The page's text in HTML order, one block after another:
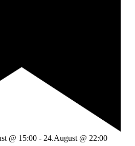
@ 15:00 - 24.August @ 22:00